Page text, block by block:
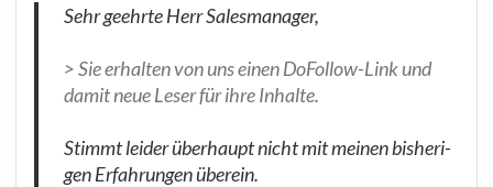
Sehr geehr­te Herr Sales­ma­na­ger,
> Sie erhal­ten von uns einen DoFol­low-Link und
damit neue Leser für ihre Inhal­te.
Stimmt lei­der über­haupt nicht mit mei­nen bis­he­ri­
gen Erfah­run­genüber­ein.